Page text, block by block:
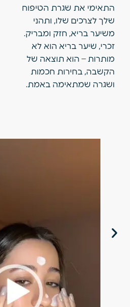
התאימי את שגרת הטיפוח
שלך לצרכים שלו, ותהני
משיער בריא, חזק ומבריק.
זכרי, שיער בריא הוא לא
מותרות – הוא תוצאה של
הקשבה, בחירות חכמות
ושגרה שמתאימה באמת.